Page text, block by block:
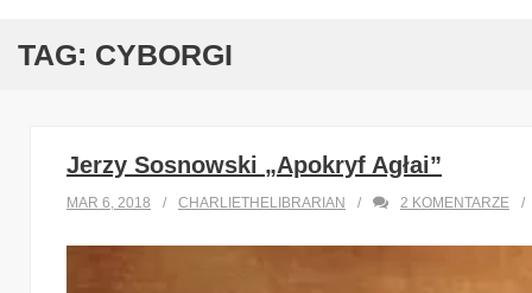
TAG: CYBORGI
Jerzy Sosnowski „Apokryf Agłai”
MAR 6, 2018 CHARLIETHELIBRARIAN 2 KOMENTARZE